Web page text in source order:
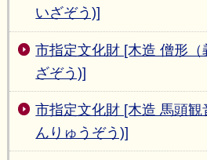
いざぞう)]
市指定文化財 [木造 僧形
ざぞう)]
市指定文化財 [木造 馬頭
んりゅうぞう)]